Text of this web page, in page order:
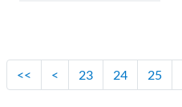
<< < 23 24 25